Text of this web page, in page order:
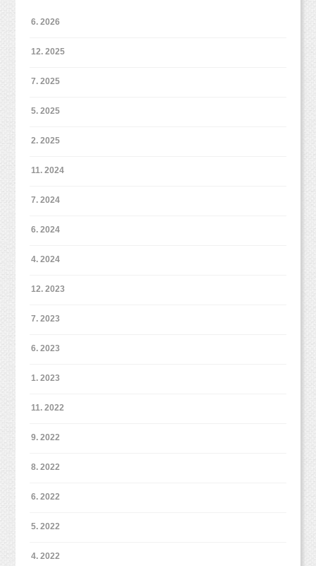
よ！）
6月からはデータのお渡しがダウンロード納品となります。
ダウンロードURLをお送りいたしますので、そちらからダウン
6. 2026
12. 2025
7. 2025
5. 2025
2. 2025
11. 2024
7. 2024
6. 2024
4. 2024
12. 2023
7. 2023
6. 2023
1. 2023
11. 2022
9. 2022
8. 2022
6. 2022
5. 2022
4. 2022